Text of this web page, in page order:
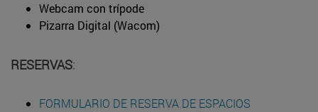
Webcam con trípode
Pizarra Digital (Wacom)
RESERVAS:
FORMULARIO DE RESERVA DE ESPACIOS